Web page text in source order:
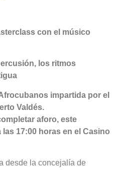
con el músico
los ritmos
impartida por el
Valdés.
aforo, este
17:00 horas en el Casino
desde la concejalía de